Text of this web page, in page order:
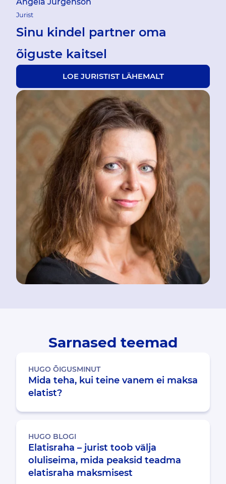
Jurist
Sinu kindel partner oma
õiguste kaitsel
LOE JURISTIST LÄHEMALT
Sarnased teemad
HUGO ÕIGUSMINUT
Mida teha, kui teine vanem ei maksa
elatist?
HUGO BLOGI
Elatisraha – jurist toob välja
oluliseima, mida peaksid teadma
elatisraha maksmisest